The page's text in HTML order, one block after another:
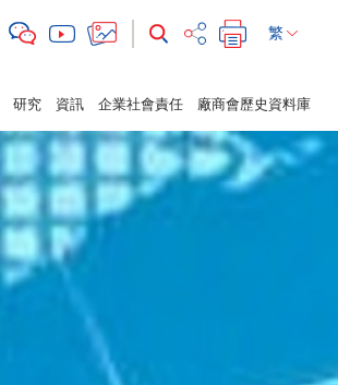
繁
研究 資訊 企業社會責任 廠商會歷史資料庫